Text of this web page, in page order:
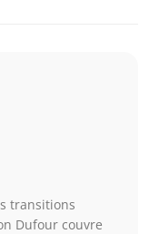
transitions
Dufour couvre